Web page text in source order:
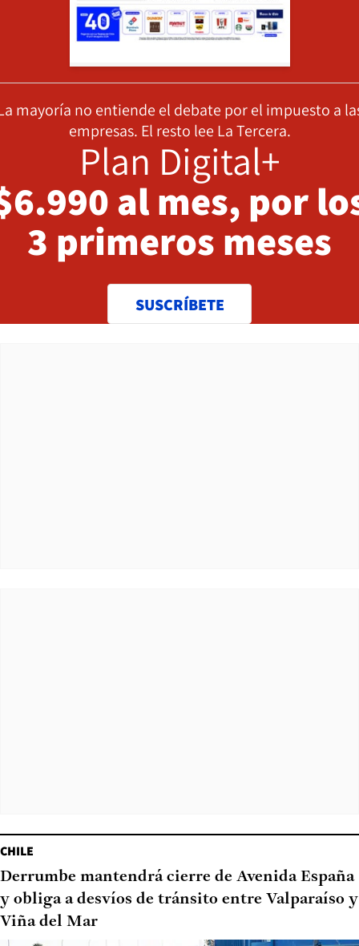
mayoría no entiende el debate por el impuesto a
empresas. El resto lee La Tercera.
Plan Digital+
al mes, por
3 primeros meses
SUSCRÍBETE
CHILE
Derrumbe mantendrá cierre de Avenida España
y obliga a desvíos de tránsito entre Valparaíso y
Viña del Mar